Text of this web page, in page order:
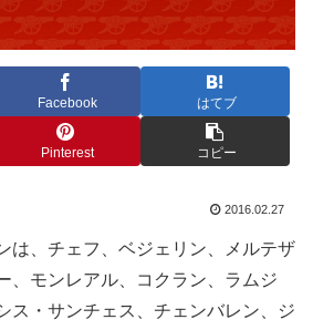
Facebook はてブ
Pinterest コピー
2016.02.27
は、チェフ、ベジェリン、メルテザ
、モンレアル、コクラン、ラムジ
ス・サンチェス、チェンバレン、ジ